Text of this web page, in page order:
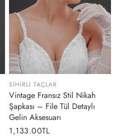
SIHIRLI TAÇLAR
Vintage Fransız Stil Nikah
Şapkası – File Tül Detaylı
Gelin Aksesuarı
Normal
1,133.00TL